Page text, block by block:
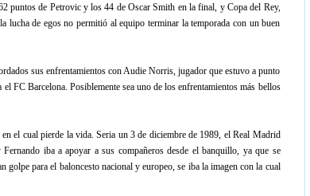
puntos de Petrovic y los 44 de Oscar Smith en la final, y Copa del Rey,
lucha de egos no permitió al equipo terminar la temporada con un buen
sus enfrentamientos con Audie Norris, jugador que estuvo a punto
FC Barcelona. Posiblemente sea uno de los enfrentamientos más bellos
el cual pierde la vida. Seria un 3 de diciembre de 1989, el Real Madrid
iba a apoyar a sus compañeros desde el banquillo, ya que se
golpe para el baloncesto nacional y europeo, se iba la imagen con la cual